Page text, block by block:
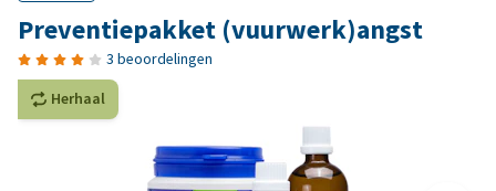
Preventiepakket (vuurwerk)angst
3 beoordelingen
Herhaal